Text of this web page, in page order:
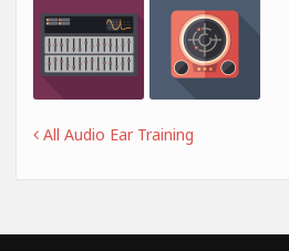
All Audio Ear Training